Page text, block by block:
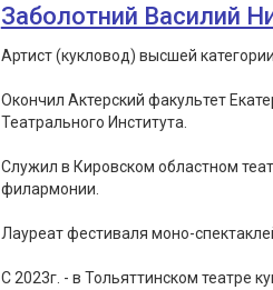
Заболотний Василий
Артист (кукловод) высшей
Окончил Актерский факультет
Театрального Института.
Служил в Кировском областном
филармонии.
Лауреат фестиваля моно-
С 2023г. - в Тольяттинском театре